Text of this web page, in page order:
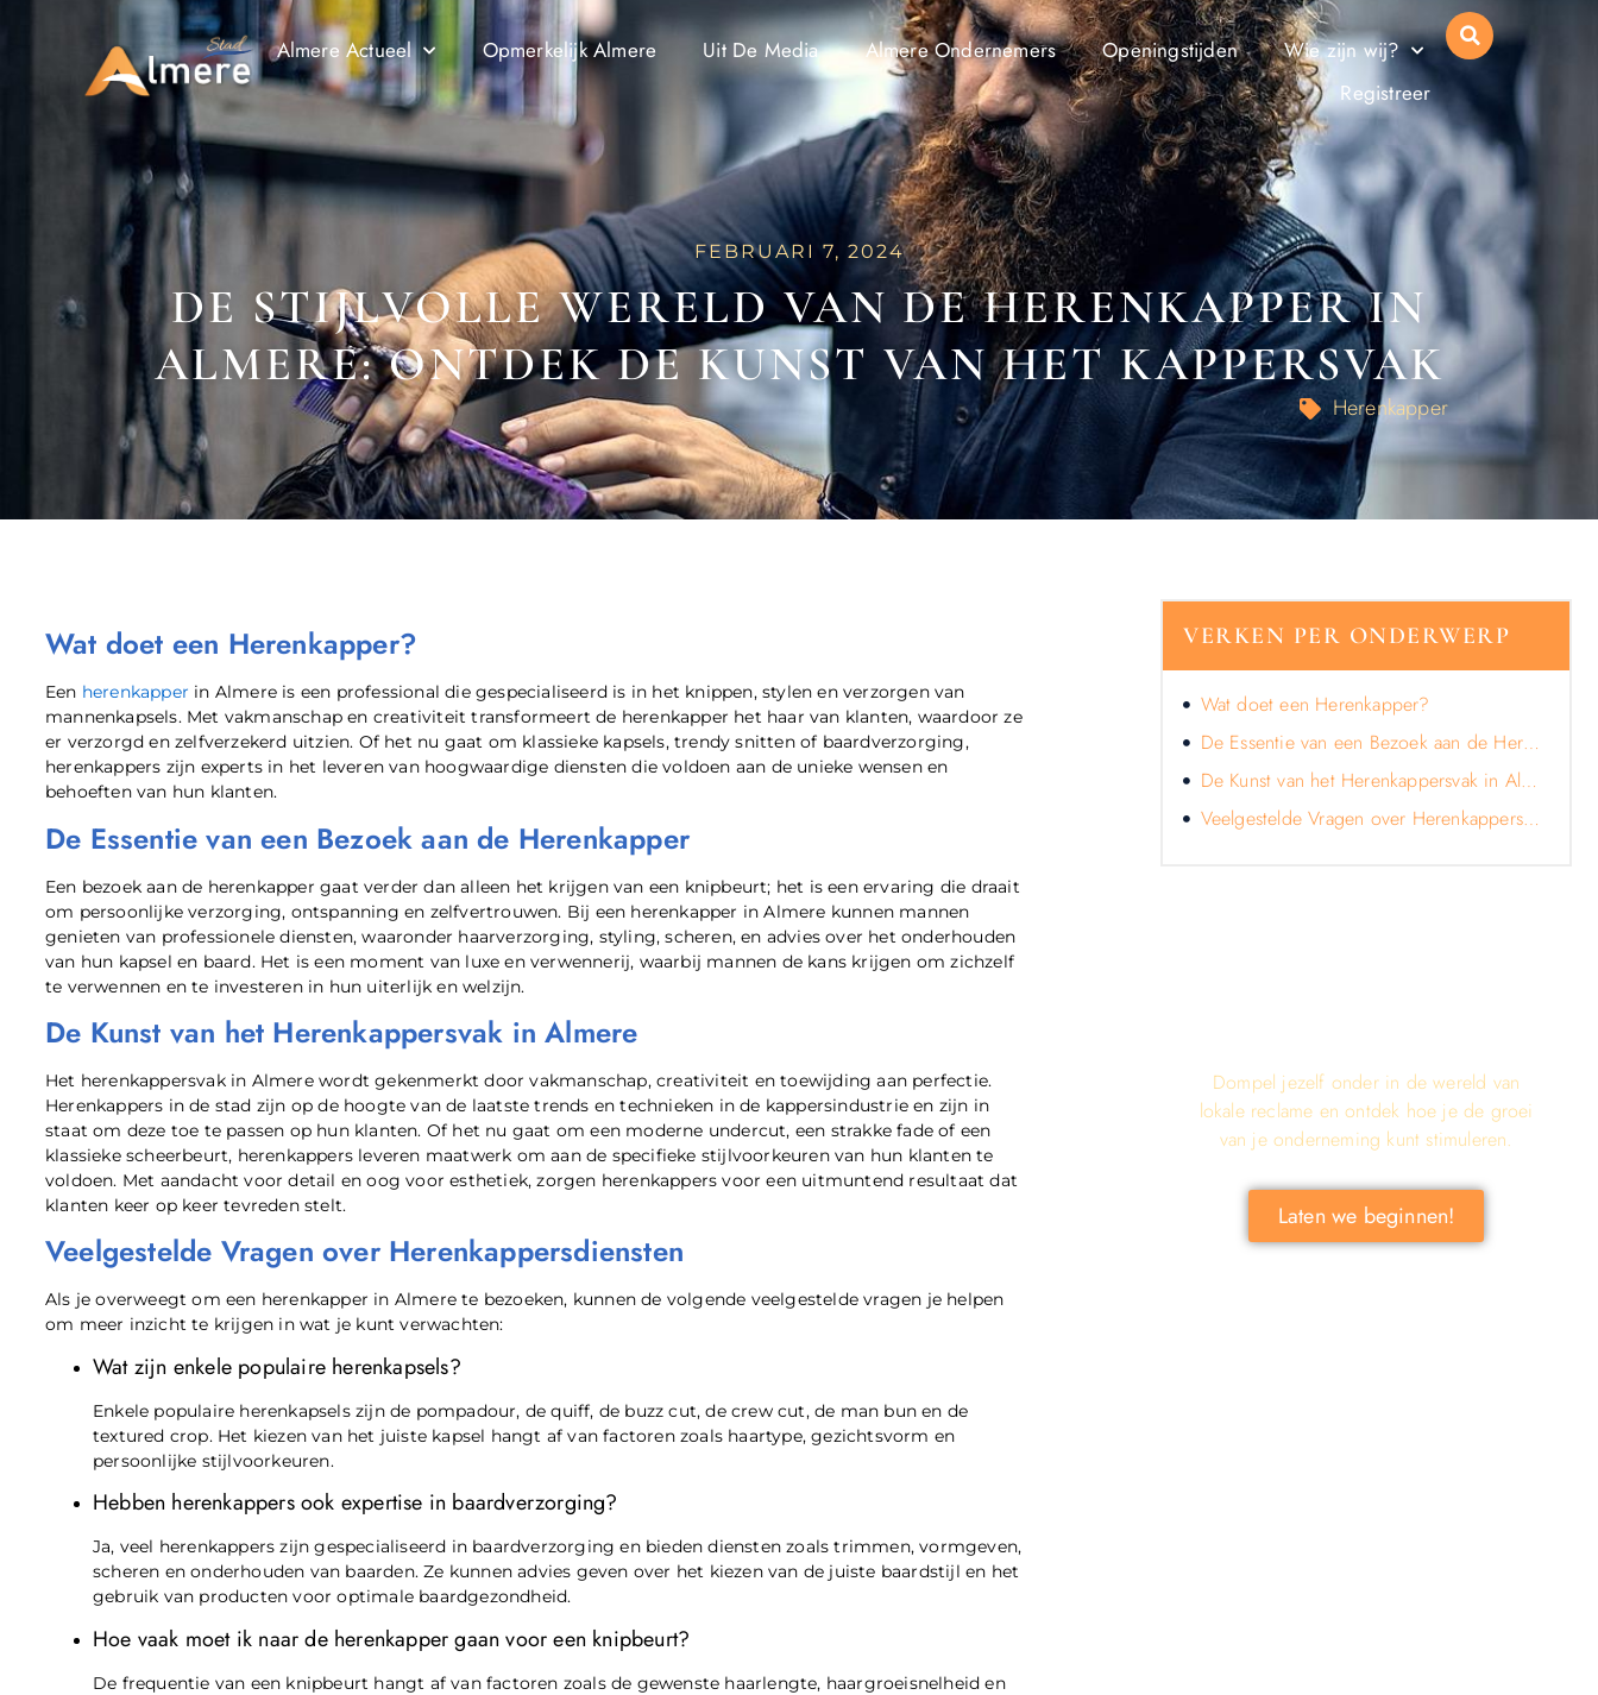
Almere Actueel Opmerkelijk Almere Uit De Media Almere Ondernemers Openingstijden
Wie zijn wij?
Registreer
FEBRUARI 7, 2024
DE STIJLVOLLE WERELD VAN DE HERENKAPPER IN
ALMERE: ONTDEK DE KUNST VAN HET KAPPERSVAK
Herenkapper
Wat doet een Herenkapper?
Een herenkapper in Almere is een professional die gespecialiseerd is in het knippen, stylen en verzorgen van
mannenkapsels. Met vakmanschap en creativiteit transformeert de herenkapper het haar van klanten, waardoor ze
er verzorgd en zelfverzekerd uitzien. Of het nu gaat om klassieke kapsels, trendy snitten of baardverzorging,
herenkappers zijn experts in het leveren van hoogwaardige diensten die voldoen aan de unieke wensen en
behoeften van hun klanten.
De Essentie van een Bezoek aan de Herenkapper
Een bezoek aan de herenkapper gaat verder dan alleen het krijgen van een knipbeurt; het is een ervaring die draait
om persoonlijke verzorging, ontspanning en zelfvertrouwen. Bij een herenkapper in Almere kunnen mannen
genieten van professionele diensten, waaronder haarverzorging, styling, scheren, en advies over het onderhouden
van hun kapsel en baard. Het is een moment van luxe en verwennerij, waarbij mannen de kans krijgen om zichzelf
te verwennen en te investeren in hun uiterlijk en welzijn.
De Kunst van het Herenkappersvak in Almere
Het herenkappersvak in Almere wordt gekenmerkt door vakmanschap, creativiteit en toewijding aan perfectie.
Herenkappers in de stad zijn op de hoogte van de laatste trends en technieken in de kappersindustrie en zijn in
staat om deze toe te passen op hun klanten. Of het nu gaat om een moderne undercut, een strakke fade of een
klassieke scheerbeurt, herenkappers leveren maatwerk om aan de specifieke stijlvoorkeuren van hun klanten te
voldoen. Met aandacht voor detail en oog voor esthetiek, zorgen herenkappers voor een uitmuntend resultaat dat
klanten keer op keer tevreden stelt.
Veelgestelde Vragen over Herenkappersdiensten
Als je overweegt om een herenkapper in Almere te bezoeken, kunnen de volgende veelgestelde vragen je helpen
om meer inzicht te krijgen in wat je kunt verwachten:
Wat zijn enkele populaire herenkapsels?
Enkele populaire herenkapsels zijn de pompadour, de quiff, de buzz cut, de crew cut, de man bun en de
textured crop. Het kiezen van het juiste kapsel hangt af van factoren zoals haartype, gezichtsvorm en
persoonlijke stijlvoorkeuren.
Hebben herenkappers ook expertise in baardverzorging?
Ja, veel herenkappers zijn gespecialiseerd in baardverzorging en bieden diensten zoals trimmen, vormgeven,
scheren en onderhouden van baarden. Ze kunnen advies geven over het kiezen van de juiste baardstijl en het
gebruik van producten voor optimale baardgezondheid.
Hoe vaak moet ik naar de herenkapper gaan voor een knipbeurt?
De frequentie van een knipbeurt hangt af van factoren zoals de gewenste haarlengte, haargroeisnelheid en
VERKEN PER ONDERWERP
Wat doet een Herenkapper?
De Essentie van een Bezoek aan de Herenkapper
De Kunst van het Herenkappersvak in Almere
Veelgestelde Vragen over Herenkappersdiensten
Dompel jezelf onder in de wereld van
lokale reclame en ontdek hoe je de groei
van je onderneming kunt stimuleren.
Laten we beginnen!